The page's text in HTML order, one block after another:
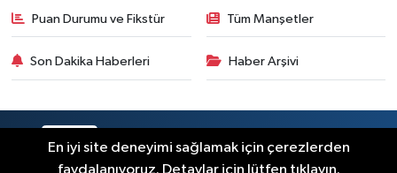
Puan Durumu ve Fikstür Tüm Manşetler
Son Dakika Haberleri Haber Arşivi
En iyi site deneyimi sağlamak için çerezlerden
faydalanıyoruz. Detaylar için lütfen tıklayın.